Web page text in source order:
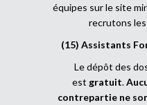
équipes sur le site
recrutons
(15) Assistants
Le dépôt des
est gratuit.
contrepartie ne